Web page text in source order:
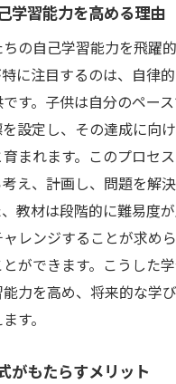
学習能力を高める理由
の自己学習能力を飛躍
に注目するのは、自律
す。子供は自分のペー
設定し、その達成に向
まれます。このプロセ
え、計画し、問題を解
教材は段階的に難易度
レンジすることが求め
ができます。こうした
力を高め、将来的な学
す。
がもたらすメリット